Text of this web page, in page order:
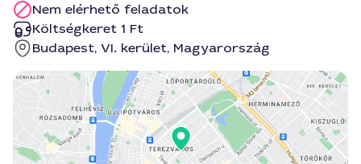
Nem elérhető feladatok
Költségkeret 1 Ft
Budapest, VI. kerület, Magyarország